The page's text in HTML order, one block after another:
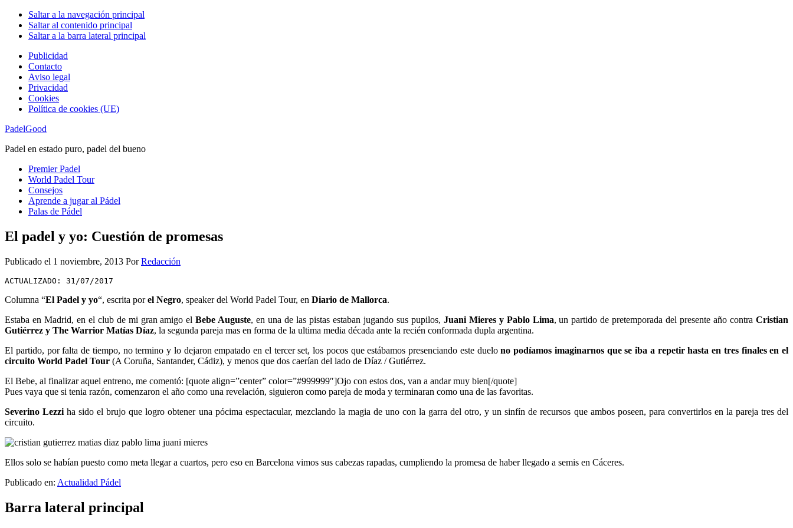
Saltar a la navegación principal
Saltar al contenido principal
Saltar a la barra lateral principal
Publicidad
Contacto
Aviso legal
Privacidad
Cookies
Política de cookies (UE)
PadelGood
Padel en estado puro, padel del bueno
Premier Padel
World Padel Tour
Consejos
Aprende a jugar al Pádel
Palas de Pádel
El padel y yo: Cuestión de promesas
Publicado el 1 noviembre, 2013 PorRedacción
ACTUALIZADO: 31/07/2017
Columna “El Padel y yo“, escrita porel Negro, speaker del World Padel Tour, en Diario de Mallorca.
Estaba en Madrid, en el club de mi gran amigo elBebe Auguste, en una de las pistas estaban jugando sus pupilos, Juani Mieres y Pablo Lima, un partido de pretemporada del presente año contraCristian
Gutiérrez y The Warrior Matías Díaz, la segunda pareja mas en forma de la ultima media década ante la recién conformada dupla argentina.
El partido, por falta de tiempo, no termino y lo dejaron empatado en el tercer set, los pocos que estábamos presenciando este duelono podíamos imaginarnos que se iba a repetir hasta en tres finales en el
circuito World Padel Tour (A Coruña, Santander, Cádiz), y menos que dos caerían del lado de Díaz / Gutiérrez.
El Bebe, al finalizar aquel entreno, me comentó: [quote align=”center” color=”#999999″]Ojo con estos dos, van a andar muy bien[/quote]
Pues vaya que si tenia razón, comenzaron el año como una revelación, siguieron como pareja de moda y terminaran como una de las favoritas.
Severino Lezzi ha sido el brujo que logro obtener una pócima espectacular, mezclando la magia de uno con la garra del otro, y un sinfín de recursos que ambos poseen, para convertirlos en la pareja tres del
circuito.
Ellos solo se habían puesto como meta llegar a cuartos, pero eso en Barcelona vimos sus cabezas rapadas, cumpliendo la promesa de haber llegado a semis en Cáceres.
Publicado en: Actualidad Pádel
Barra lateral principal